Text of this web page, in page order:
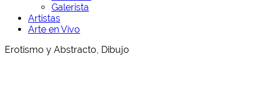
Galerista
Artistas
Arte en Vivo
Erotismo y Abstracto, Dibujo